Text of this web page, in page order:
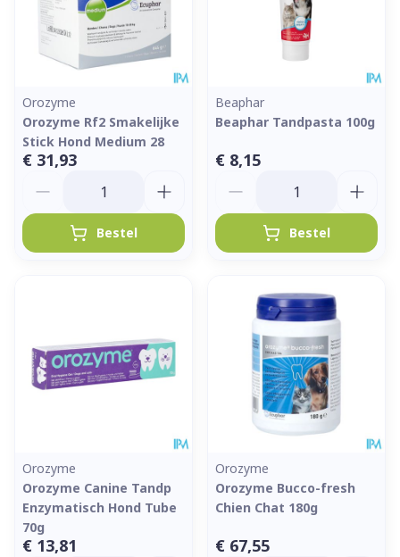
Orozyme
Orozyme Rf2 Smakelijke
Stick Hond Medium 28
€ 31,93
Bestel
Beaphar
Beaphar Tandpasta 100g
€ 8,15
Bestel
Orozyme
Orozyme Canine Tandp
Enzymatisch Hond Tube
70g
€ 13,81
Orozyme
Orozyme Bucco-fresh
Chien Chat 180g
€ 67,55